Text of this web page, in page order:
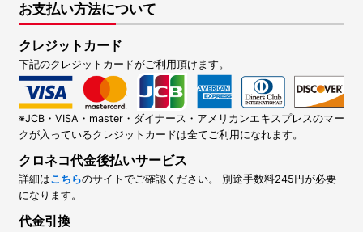
お支払い方法について
クレジットカード
下記のクレジットカードがご利用頂けます。
※JCB・VISA・master・ダイナース・アメリカンエキスプレスのマー
クが入っているクレジットカードは全てご利用になれます。
クロネコ代金後払いサービス
詳細はこちらのサイトでご確認ください。 別途手数料245円が必要
になります。
代金引換